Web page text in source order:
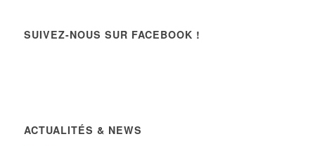
SUIVEZ-NOUS SUR FACEBOOK !
ACTUALITÉS & NEWS